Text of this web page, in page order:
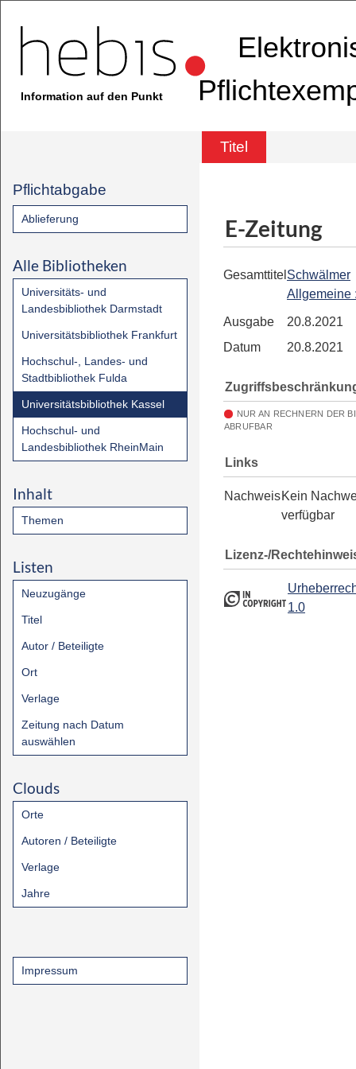
Information auf den Punkt
Titel
Pflichtabgabe
Ablieferung
Alle Bibliotheken
Universitäts- und
Landesbibliothek Darmstadt
Universitätsbibliothek Frankfurt
Hochschul-, Landes- und
Stadtbibliothek Fulda
Universitätsbibliothek Kassel
Hochschul- und
Landesbibliothek RheinMain
Inhalt
Themen
Listen
Neuzugänge
Titel
Autor / Beteiligte
Ort
Verlage
Zeitung nach Datum
auswählen
Clouds
Orte
Autoren / Beteiligte
Verlage
Jahre
Impressum
E-Zeitung
Gesamttitel Schwälmer
Allgemeine
Ausgabe
20.8.2021
Datum
20.8.2021
NUR AN RECHNERN DER
ABRUFBAR
Links
NachweisKein
verfügbar
Lizenz-/
1.0